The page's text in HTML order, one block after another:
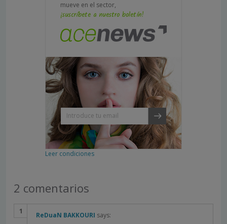
mueve en el sector,
¡suscríbete a nuestro boletín!
Leer condiciones
2 comentarios
ReDuaN BAKKOURI says: